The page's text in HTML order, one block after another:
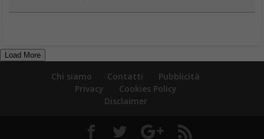
Load More
Chi siamo Contatti
Pubblicità
Privacy
Cookies Policy
Disclaimer